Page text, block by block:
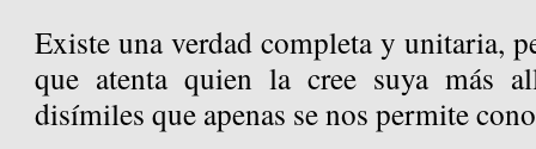
Existe una verdad completa y unitaria,
que atenta quien la cree suya más
disímiles que apenas se nos permite